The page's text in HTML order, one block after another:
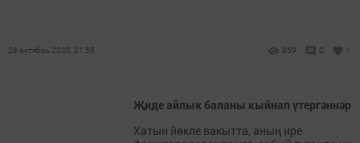
28 октябрь 2020, 21:55 959 0 1
Җиде айлык баланы кыйнап үтергәннәр
Хатын йөкле вакытта, аның ире